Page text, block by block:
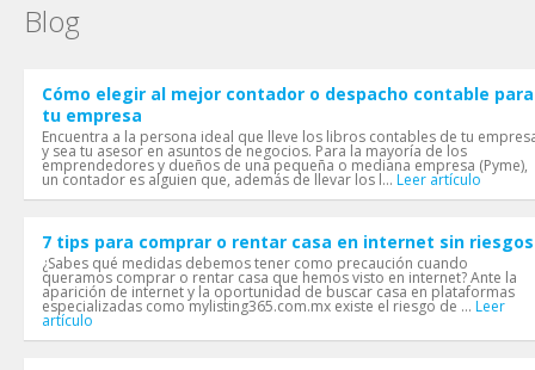
Blog
Cómo elegir al mejor contador o despacho contable para
tu empresa
Encuentra a la persona ideal que lleve los libros contables de tu
y sea tu asesor en asuntos de negocios. Para la mayoría de los
emprendedores y dueños de una pequeña o mediana empresa (Pyme),
un contador es alguien que, además de llevar los l... Leer artículo
7 tips para comprar o rentar casa en internet sin riesgos
¿Sabes qué medidas debemos tener como precaución cuando
queramos comprar o rentar casa que hemos visto en internet? Ante la
aparición de internet y la oportunidad de buscar casa en plataformas
especializadas como mylisting365.com.mx existe el riesgo de ... Leer
artículo